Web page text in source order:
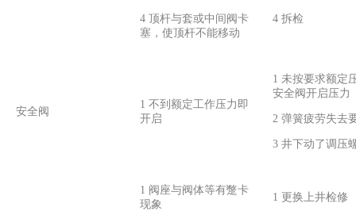
4 顶杆与套或中间阀卡
塞，使顶杆不能移动
4 拆检
安全阀
1 不到额定工作压力即
开启
1 未按要求额定
安全阀开启压力
2 弹簧疲劳失去
3 井下动了调压
1 阀座与阀体等有蹩卡
现象
1 更换上井检修